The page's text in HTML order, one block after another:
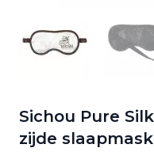
Sichou Pure
zijde